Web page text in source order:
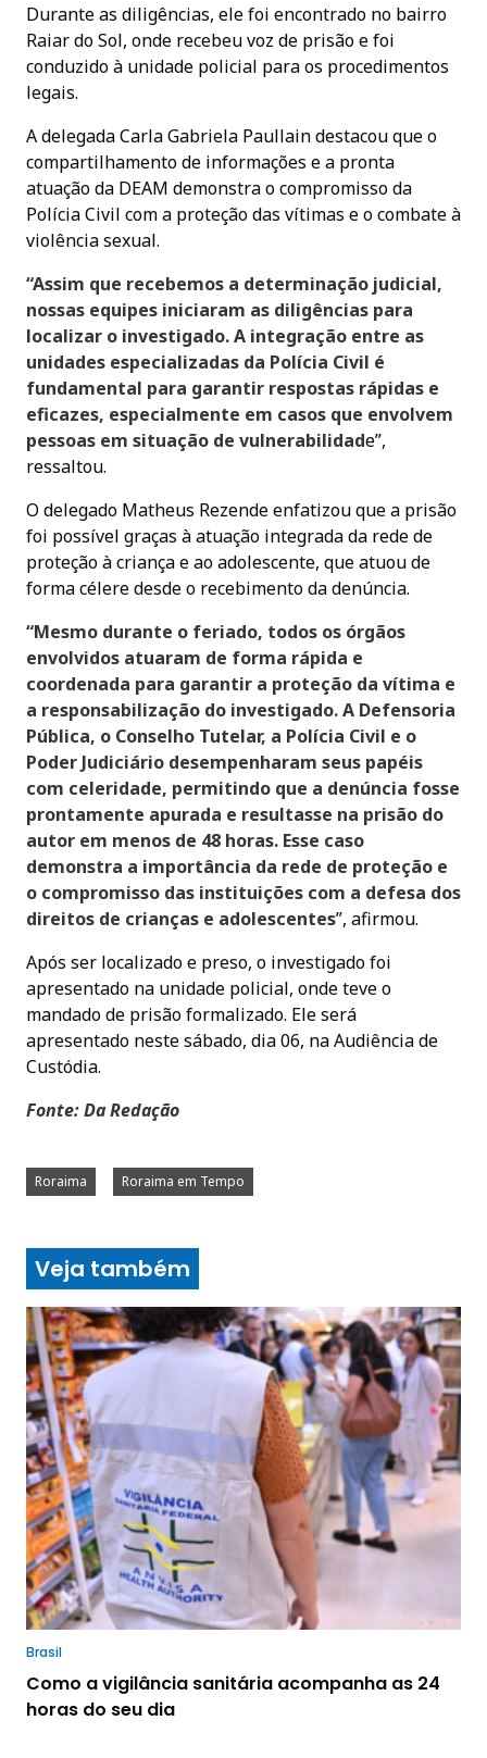
Durante as diligências, ele foi encontrado no bairro
Raiar do Sol, onde recebeu voz de prisão e foi
conduzido à unidade policial para os procedimentos
legais.
A delegada Carla Gabriela Paullain destacou que o
compartilhamento de informações e a pronta
atuação da DEAM demonstra o compromisso da
Polícia Civil com a proteção das vítimas e o combate à
violência sexual.
“Assim que recebemos a determinação judicial,
nossas equipes iniciaram as diligências para
localizar o investigado. A integração entre as
unidades especializadas da Polícia Civil é
fundamental para garantir respostas rápidas e
eficazes, especialmente em casos que envolvem
pessoas em situação de vulnerabilidade”,
ressaltou.
O delegado Matheus Rezende enfatizou que a prisão
foi possível graças à atuação integrada da rede de
proteção à criança e ao adolescente, que atuou de
forma célere desde o recebimento da denúncia.
“Mesmo durante o feriado, todos os órgãos
envolvidos atuaram de forma rápida e
coordenada para garantir a proteção da vítima e
a responsabilização do investigado. A Defensoria
Pública, o Conselho Tutelar, a Polícia Civil e o
Poder Judiciário desempenharam seus papéis
com celeridade, permitindo que a denúncia fosse
prontamente apurada e resultasse na prisão do
autor em menos de 48 horas. Esse caso
demonstra a importância da rede de proteção e
o compromisso das instituições com a defesa dos
direitos de crianças e adolescentes”, afirmou.
Após ser localizado e preso, o investigado foi
apresentado na unidade policial, onde teve o
mandado de prisão formalizado. Ele será
apresentado neste sábado, dia 06, na Audiência de
Custódia.
Fonte: Da Redação
Roraima Roraima em Tempo
Veja também
Brasil
Como a vigilância sanitária acompanha as 24
horas do seu dia